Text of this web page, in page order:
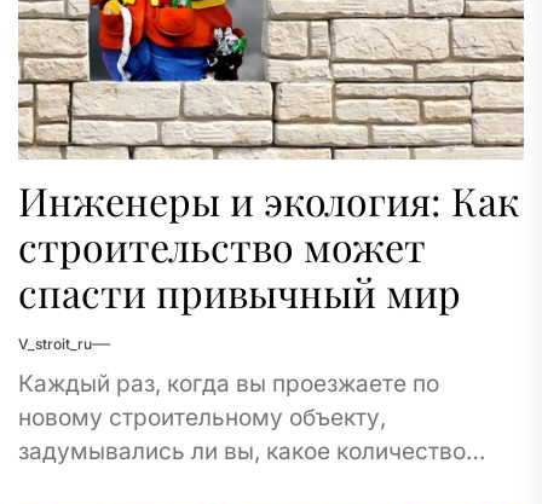
Инженеры и экология: Как
строительство может
спасти привычный мир
V_stroit_ru
Каждый раз, когда вы проезжаете по
новому строительному объекту,
задумывались ли вы, какое количество